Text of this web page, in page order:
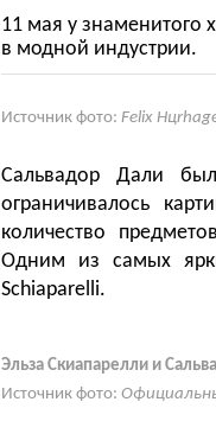
11 мая у знаменитого
в модной индустрии.
Источник фото: Felix
Сальвадор Дали
ограничивалось
количество
Одним из самых
Schiaparelli.
Эльза Скиапарелли и
Источник фото: